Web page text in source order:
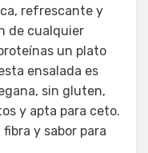
refrescante y
de cualquier
un plato
ensalada es
sin gluten,
y apta para ceto.
y sabor para